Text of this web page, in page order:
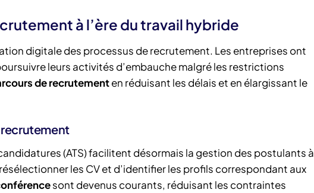
à l’ère du travail hybride
digitale des processus de recrutement. Les entreprises ont
leurs activités d’embauche malgré les restrictions
de recrutementen réduisant les délais et en élargissant le
(ATS) facilitent désormais la gestion des postulants à
les CV et d’identifier les profils correspondant aux
sont devenus courants, réduisant les contraintes